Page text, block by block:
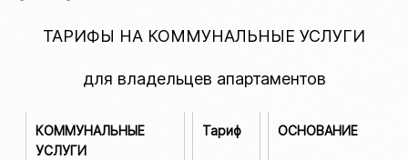
ТАРИФЫ НА КОММУНАЛЬНЫЕ УСЛУГИ
для владельцев апартаментов
КОММУНАЛЬНЫЕ
УСЛУГИ
Тариф ОСНОВАНИЕ